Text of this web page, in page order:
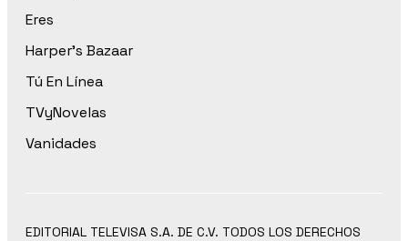
Eres
Harper’s Bazaar
Tú En Línea
TVyNovelas
Vanidades
EDITORIAL TELEVISA S.A. DE C.V. TODOS LOS DERECHOS